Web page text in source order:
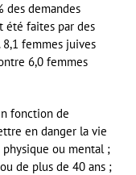
des demandes
été faites par des
femmes juives
6,0 femmes
fonction de
en danger la vie
ou mental ;
de plus de 40 ans ;